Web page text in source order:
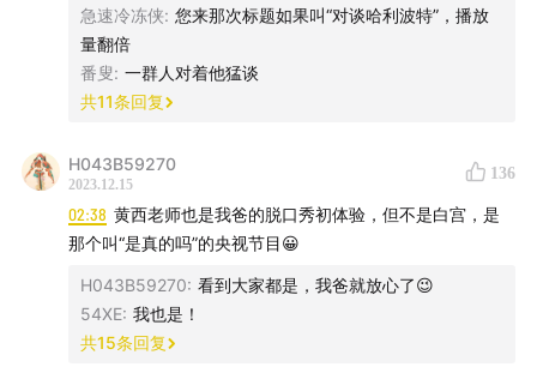
00:15:06在美国演出的艰辛时刻
00:27:16去白宫演出始末
00:43:18美国脱口秀演员一般赚多少钱？
00:53:54脱口秀真正的黄埔军校是……
如何面对“过气”？
讲脱口秀的一般都比较抑郁？
急速冷冻侠: 您来那次标题如果叫“对谈哈利波特”，播放
量翻倍
番叟: 一群人对着他猛谈
共11条回复
H043B59270
2023.12.15
136
02:38 黄西老师也是我爸的脱口秀初体验，但不是白宫，是
那个叫“是真的吗”的央视节目😀
H043B59270: 看到大家都是，我爸就放心了😉
54XE: 我也是！
共15条回复